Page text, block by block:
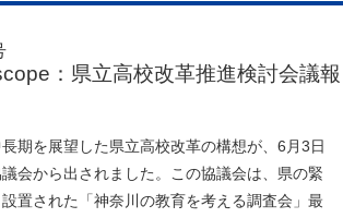
：県立高校改革推進検討会議報
期を展望した県立高校改革の構想が、6月3日
会から出されました。この協議会は、県の緊
置された「神奈川の教育を考える調査会」最